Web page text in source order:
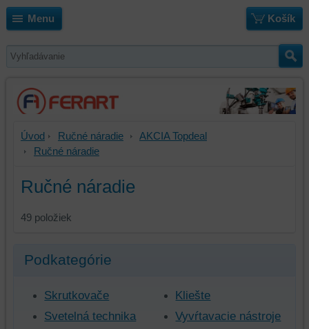
Menu Košík
Úvod Ručné náradie
AKCIA Topdeal
Ručné náradie
Ručné náradie
49 položiek
Podkategórie
Skrutkovače
Kliešte
Svetelná technika
Vyvŕtavacie nástroje